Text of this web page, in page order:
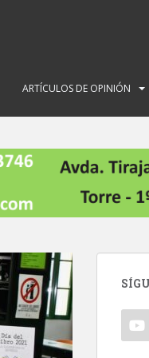
ARTÍCULOS DE OPINIÓN